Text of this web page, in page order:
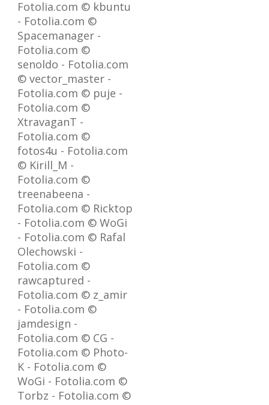
Fotolia.com © kbuntu
- Fotolia.com ©
Spacemanager -
Fotolia.com ©
senoldo - Fotolia.com
© vector_master -
Fotolia.com © puje -
Fotolia.com ©
XtravaganT -
Fotolia.com ©
fotos4u - Fotolia.com
© Kirill_M -
Fotolia.com ©
treenabeena -
Fotolia.com © Ricktop
- Fotolia.com © WoGi
- Fotolia.com © Rafal
Olechowski -
Fotolia.com ©
rawcaptured -
Fotolia.com © z_amir
- Fotolia.com ©
jamdesign -
Fotolia.com © CG -
Fotolia.com © Photo-
K - Fotolia.com ©
WoGi - Fotolia.com ©
Torbz - Fotolia.com ©